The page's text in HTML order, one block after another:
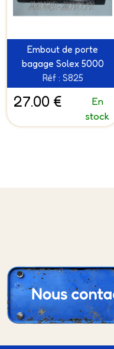
Embout de porte
bagage Solex 5000
Réf : S825
27.00 €
En
stock